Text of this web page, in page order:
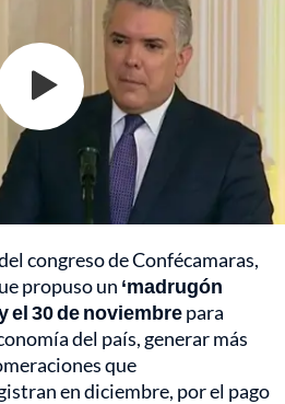
congreso de Confécamaras,
propuso un ‘madrugón
el 30 de noviembrepara
del país, generar más
que
en diciembre, por el pago